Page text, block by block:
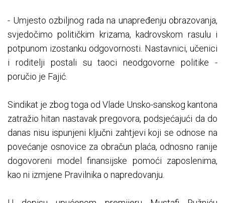
- Umjesto ozbiljnog rada na unapređenju obrazovanja,
svjedočimo političkim krizama, kadrovskom rasulu i
potpunom izostanku odgovornosti. Nastavnici, učenici
i roditelji postali su taoci neodgovorne politike -
poručio je Fajić.
Sindikat je zbog toga od Vlade Unsko-sanskog kantona
zatražio hitan nastavak pregovora, podsjećajući da do
danas nisu ispunjeni ključni zahtjevi koji se odnose na
povećanje osnovice za obračun plaća, odnosno ranije
dogovoreni model finansijske pomoći zaposlenima,
kao ni izmjene Pravilnika o napredovanju.